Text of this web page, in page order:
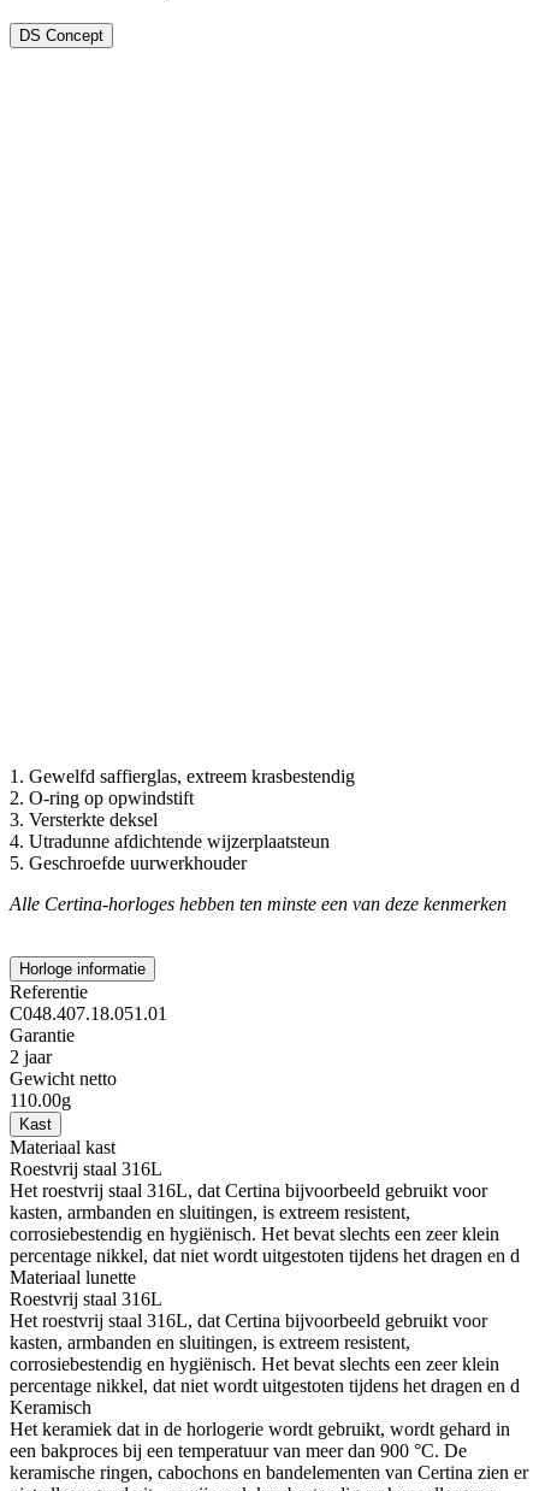
DS Concept
1. Gewelfd saffierglas, extreem krasbestendig
2. O-ring op opwindstift
3. Versterkte deksel
4. Utradunne afdichtende wijzerplaatsteun
5. Geschroefde uurwerkhouder
Alle Certina-horloges hebben ten minste een van deze kenmerken
Horloge informatie
Referentie
C048.407.18.051.01
Garantie
2 jaar
Gewicht netto
110.00g
Kast
Materiaal kast
Roestvrij staal 316L
Het roestvrij staal 316L, dat Certina bijvoorbeeld gebruikt voor
kasten, armbanden en sluitingen, is extreem resistent,
corrosiebestendig en hygiënisch. Het bevat slechts een zeer klein
percentage nikkel, dat niet wordt uitgestoten tijdens het dragen en d
Materiaal lunette
Roestvrij staal 316L
Het roestvrij staal 316L, dat Certina bijvoorbeeld gebruikt voor
kasten, armbanden en sluitingen, is extreem resistent,
corrosiebestendig en hygiënisch. Het bevat slechts een zeer klein
percentage nikkel, dat niet wordt uitgestoten tijdens het dragen en d
Keramisch
Het keramiek dat in de horlogerie wordt gebruikt, wordt gehard in
een bakproces bij een temperatuur van meer dan 900 °C. De
keramische ringen, cabochons en bandelementen van Certina zien er